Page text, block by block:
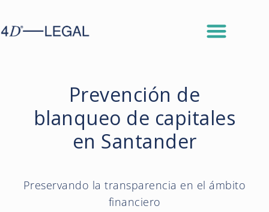
Prevención de
blanqueo de capitales
en Santander
Preservando la transparencia en el ámbito
financiero